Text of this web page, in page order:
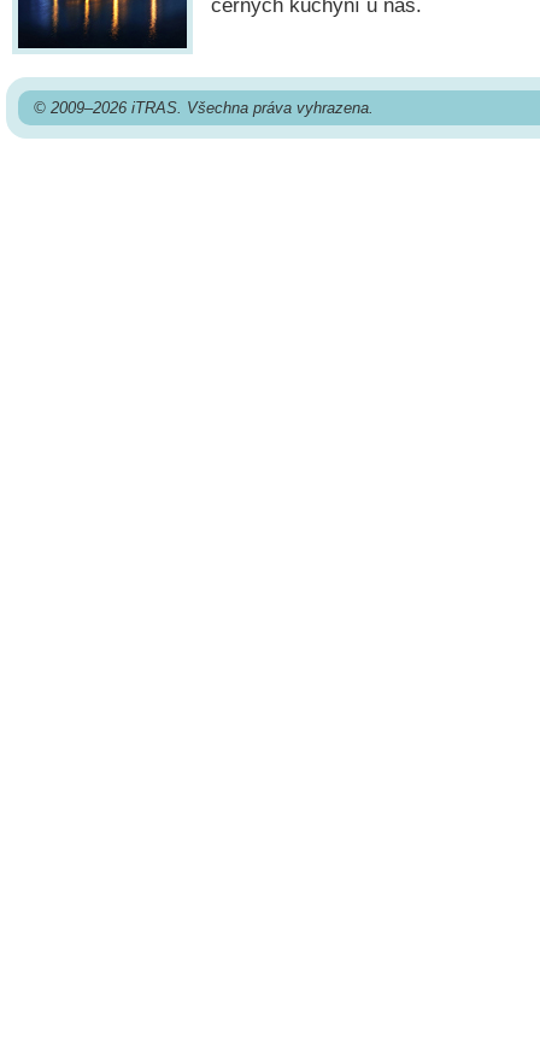
černých kuchyní u nás.
© 2009–2026 iTRAS. Všechna práva vyhrazena.